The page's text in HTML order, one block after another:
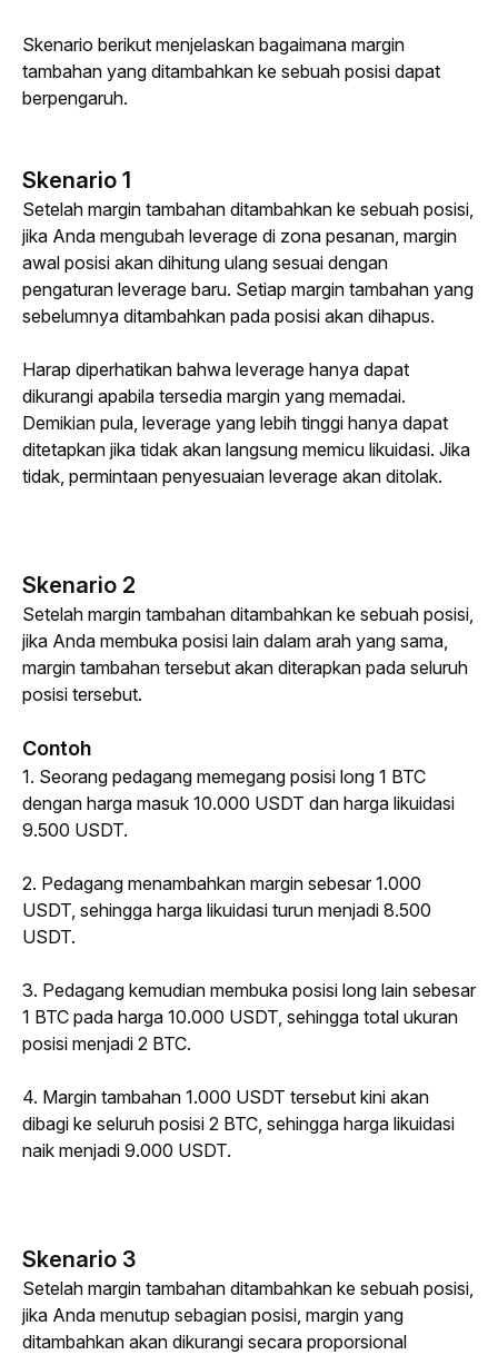
Skenario berikut menjelaskan bagaimana margin
tambahan yang ditambahkan ke sebuah posisi dapat
berpengaruh.
Skenario 1
Setelah margin tambahan ditambahkan ke sebuah posisi,
jika Anda mengubah leverage di zona pesanan, margin
awal posisi akan dihitung ulang sesuai dengan
pengaturan leverage baru. Setiap margin tambahan yang
sebelumnya ditambahkan pada posisi akan dihapus.
Harap diperhatikan bahwa leverage hanya dapat
dikurangi apabila tersedia margin yang memadai.
Demikian pula, leverage yang lebih tinggi hanya dapat
ditetapkan jika tidak akan langsung memicu likuidasi. Jika
tidak, permintaan penyesuaian leverage akan ditolak.
Skenario 2
Setelah margin tambahan ditambahkan ke sebuah posisi,
jika Anda membuka posisi lain dalam arah yang sama,
margin tambahan tersebut akan diterapkan pada seluruh
posisi tersebut.
Contoh
1. Seorang pedagang memegang posisi long 1 BTC
dengan harga masuk 10.000 USDT dan harga likuidasi
9.500 USDT.
2. Pedagang menambahkan margin sebesar 1.000
USDT, sehingga harga likuidasi turun menjadi 8.500
USDT.
3. Pedagang kemudian membuka posisi long lain sebesar
1 BTC pada harga 10.000 USDT, sehingga total ukuran
posisi menjadi 2 BTC.
4. Margin tambahan 1.000 USDT tersebut kini akan
dibagi ke seluruh posisi 2 BTC, sehingga harga likuidasi
naik menjadi 9.000 USDT.
Skenario 3
Setelah margin tambahan ditambahkan ke sebuah posisi,
jika Anda menutup sebagian posisi, margin yang
ditambahkan akan dikurangi secara proporsional